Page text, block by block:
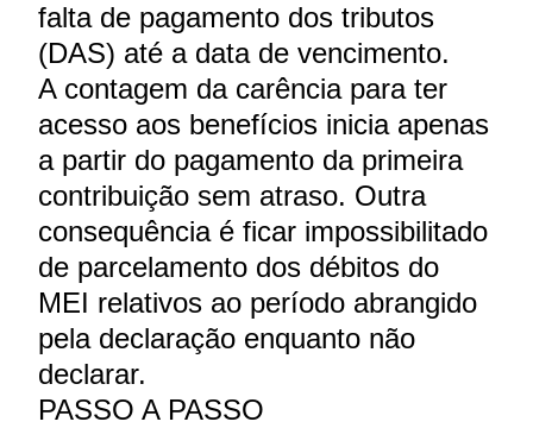
falta de pagamento dos tributos
(DAS) até a data de vencimento.
A contagem da carência para ter
acesso aos benefícios inicia apenas
a partir do pagamento da primeira
contribuição sem atraso. Outra
consequência é ficar impossibilitado
de parcelamento dos débitos do
MEI relativos ao período abrangido
pela declaração enquanto não
declarar.
PASSO A PASSO